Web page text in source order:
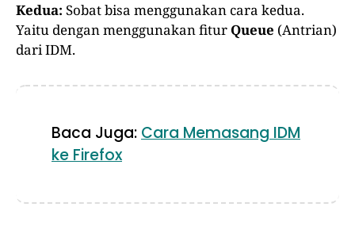
Kedua: Sobat bisa menggunakan cara kedua.
Yaitu dengan menggunakan fitur Queue (Antrian)
dari IDM.
Baca Juga: Cara Memasang IDM
ke Firefox